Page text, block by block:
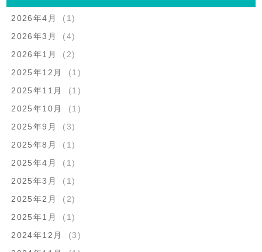
2026年4月
(1)
2026年3月
(4)
2026年1月
(2)
2025年12月
(1)
2025年11月
(1)
2025年10月
(1)
2025年9月
(3)
2025年8月
(1)
2025年4月
(1)
2025年3月
(1)
2025年2月
(2)
2025年1月
(1)
2024年12月
(3)